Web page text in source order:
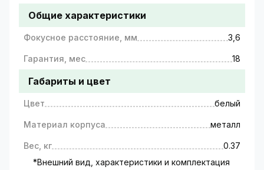
Общие характеристики
Фокусное расстояние, мм 3,6
Гарантия, мес 18
Габариты и цвет
Цвет белый
Материал корпуса металл
Вес, кг
0.37
*Внешний вид, характеристики и комплектация